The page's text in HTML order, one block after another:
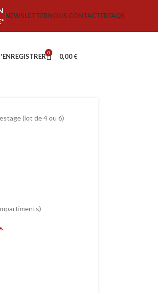
NEWSLETTERNOUS CONTACTERFAQS
0 0,00€
(lot de 4 ou 6)